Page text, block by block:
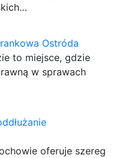
Ostróda
to miejsce, gdzie
w sprawach
oferuje szereg